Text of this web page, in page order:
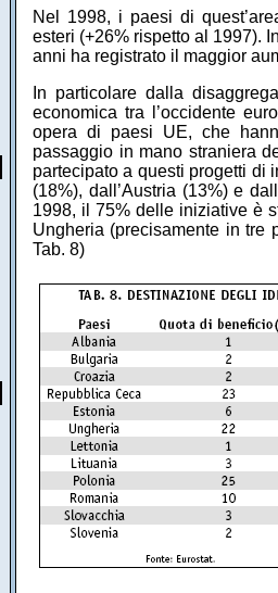
Nel 1998, i paesi di
esteri (+26% rispetto al 1997).
anni ha registrato il maggior
In particolare dalla
economica tra l’occidente
opera di paesi UE, che
passaggio in mano straniera
partecipato a questi progetti di
(18%), dall’Austria (13%) e
1998, il 75% delle iniziative è
Ungheria (precisamente in tre
Tab. 8)